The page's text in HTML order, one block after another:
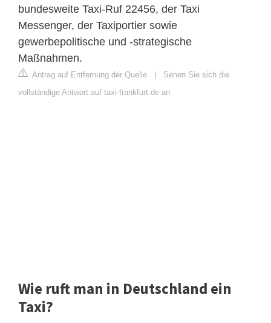
bundesweite Taxi-Ruf 22456, der Taxi
Messenger, der Taxiportier sowie
gewerbepolitische und -strategische
Maßnahmen.
Antrag auf Entfernung der Quelle
Sehen Sie sich die
vollständige Antwort auf taxi-frankfurt.de an
Wie ruft man in Deutschland ein
Taxi?